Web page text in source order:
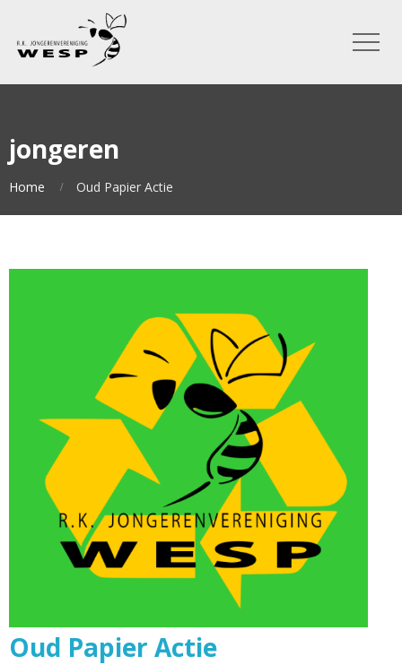
jongeren
Home Oud Papier Actie
Oud Papier Actie